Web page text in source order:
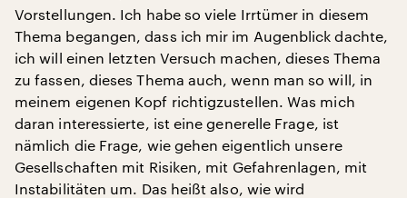
Vorstellungen. Ich habe so viele Irrtümer in diesem
Thema begangen, dass ich mir im Augenblick dachte,
ich will einen letzten Versuch machen, dieses Thema
zu fassen, dieses Thema auch, wenn man so will, in
meinem eigenen Kopf richtigzustellen. Was mich
daran interessierte, ist eine generelle Frage, ist
nämlich die Frage, wie gehen eigentlich unsere
Gesellschaften mit Risiken, mit Gefahrenlagen, mit
Instabilitäten um. Das heißt also, wie wird